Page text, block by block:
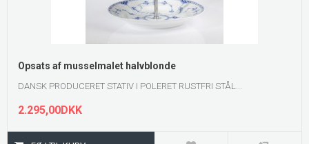
Opsats af musselmalet halvblonde
DANSK PRODUCERET STATIV I POLERET RUSTFRI STÅL...
2.295,00DKK